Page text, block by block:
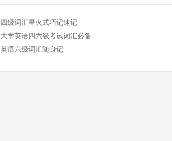
四级词汇星火式巧记速记
大学英语四六级考试词汇必备
英语六级词汇随身记